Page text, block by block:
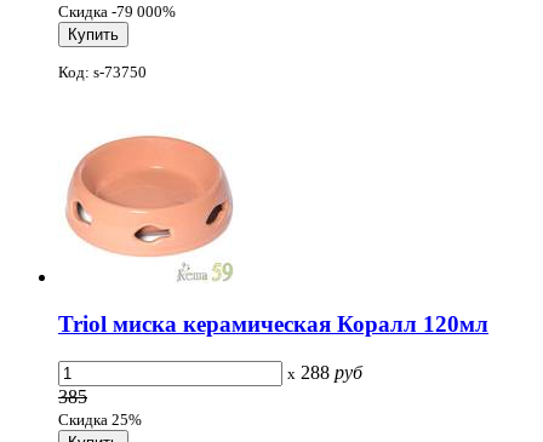
Скидка -79 000%
Код: s-73750
Triol миска керамическая Коралл 120мл
x 288 руб
385
Скидка 25%